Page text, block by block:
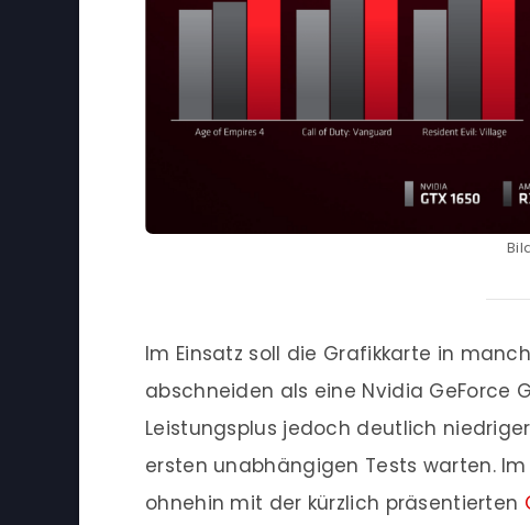
Im Einsatz soll die Grafikkarte in
abschneiden als eine Nvidia GeForce
Leistungsplus jedoch deutlich
ersten unabhängigen Tests warten.
ohnehin mit der kürzlich präsentierten